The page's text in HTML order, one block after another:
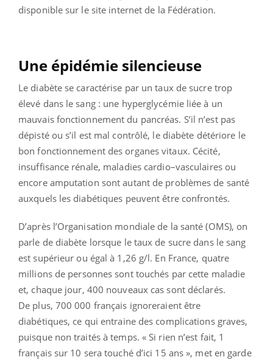
disponible sur le site internet de la Fédération.
Une épidémie silencieuse
Le diabète se caractérise par un taux de sucre trop
élevé dans le sang : une hyperglycémie liée à un
mauvais fonctionnement du pancréas. S’il n’est pas
dépisté ou s’il est mal contrôlé, le diabète détériore le
bon fonctionnement des organes vitaux. Cécité,
insuffisance rénale, maladies cardio–vasculaires ou
encore amputation sont autant de problèmes de santé
auxquels les diabétiques peuvent être confrontés.
D’après l’Organisation mondiale de la santé (OMS), on
parle de diabète lorsque le taux de sucre dans le sang
est supérieur ou égal à 1,26 g/l. En France, quatre
millions de personnes sont touchés par cette maladie
et, chaque jour, 400 nouveaux cas sont déclarés.
De plus, 700 000 français ignoreraient être
diabétiques, ce qui entraine des complications graves,
puisque non traités à temps. « Si rien n’est fait, 1
français sur 10 sera touché d’ici 15 ans », met en garde